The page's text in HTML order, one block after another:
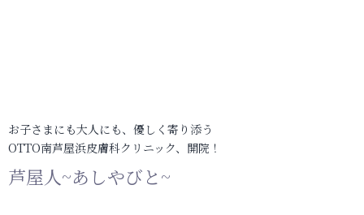
お子さまにも大人にも、優しく寄り添う
OTTO南芦屋浜皮膚科クリニック、開院！
芦屋人~あしやびと~